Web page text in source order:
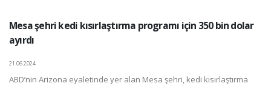
Mesa şehri kedi kısırlaştırma programı için 350 bin dolar
ayırdı
21.06.2024
ABD’nin Arizona eyaletinde yer alan Mesa şehri, kedi kısırlaştırma